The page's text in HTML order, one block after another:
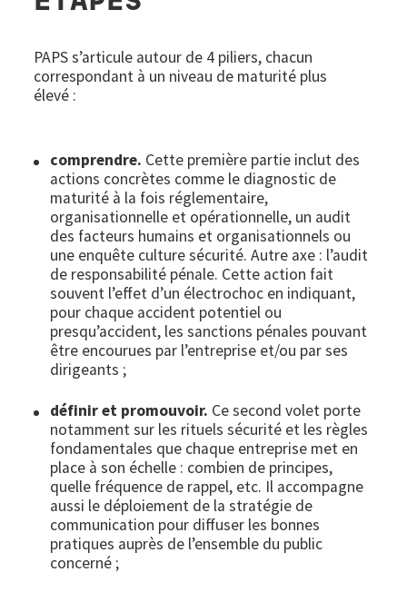
PAPS s’articule autour de 4 piliers, chacun
correspondant à un niveau de maturité plus
élevé :
comprendre. Cette première partie inclut des
actions concrètes comme le diagnostic de
maturité à la fois réglementaire,
organisationnelle et opérationnelle, un audit
des facteurs humains et organisationnels ou
une enquête culture sécurité. Autre axe : l’audit
de responsabilité pénale. Cette action fait
souvent l’effet d’un électrochoc en indiquant,
pour chaque accident potentiel ou
presqu’accident, les sanctions pénales pouvant
être encourues par l’entreprise et/ou par ses
dirigeants ;
définir et promouvoir. Ce second volet porte
notamment sur les rituels sécurité et les règles
fondamentales que chaque entreprise met en
place à son échelle : combien de principes,
quelle fréquence de rappel, etc. Il accompagne
aussi le déploiement de la stratégie de
communication pour diffuser les bonnes
pratiques auprès de l’ensemble du public
concerné ;